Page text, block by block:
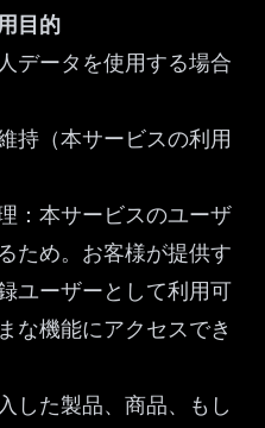
目的
データを使用する場合
持（本サービスの利用
：本サービスのユーザ
ため。お客様が提供す
ユーザーとして利用可
な機能にアクセスでき
した製品、商品、もし